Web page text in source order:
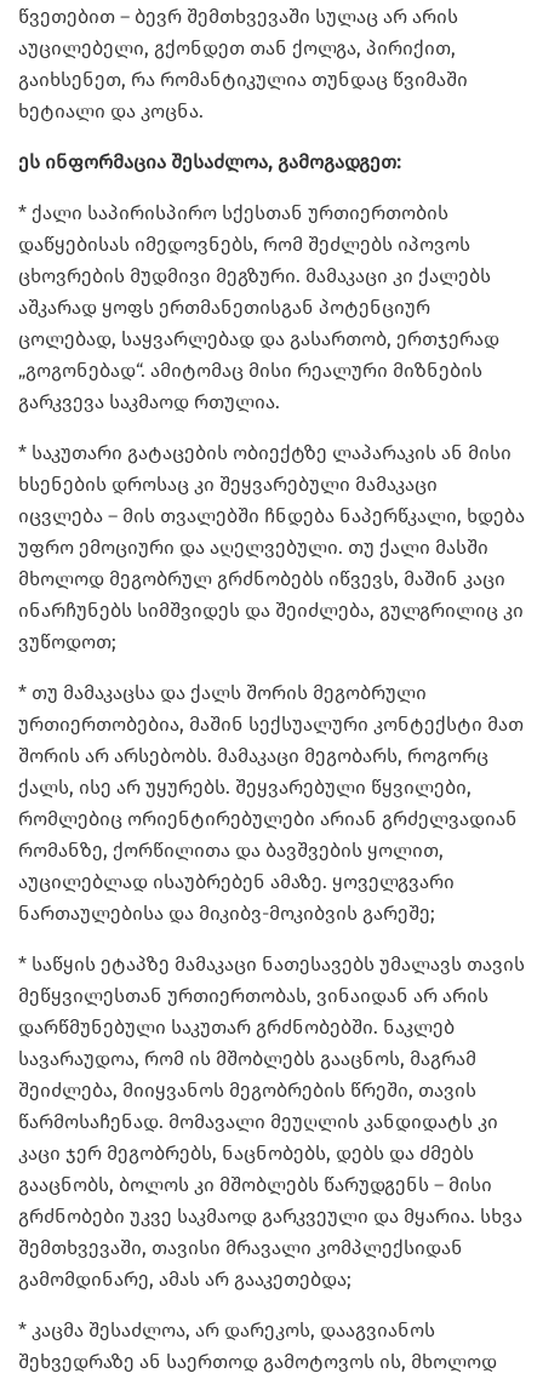
წვეთებით – ბევრ შემთხვევაში სულაც არ არის
აუცილებელი, გქონდეთ თან ქოლგა, პირიქით,
გაიხსენეთ, რა რომანტიკულია თუნდაც წვიმაში
ხეტიალი და კოცნა.
ეს ინფორმაცია შესაძლოა, გამოგადგეთ:
* ქალი საპირისპირო სქესთან ურთიერთობის
დაწყებისას იმედოვნებს, რომ შეძლებს იპოვოს
ცხოვრების მუდმივი მეგზური. მამაკაცი კი ქალებს
აშკარად ყოფს ერთმანეთისგან პოტენციურ
ცოლებად, საყვარლებად და გასართობ, ერთჯერად
„გოგონებად“. ამიტომაც მისი რეალური მიზნების
გარკვევა საკმაოდ რთულია.
* საკუთარი გატაცების ობიექტზე ლაპარაკის ან მისი
ხსენების დროსაც კი შეყვარებული მამაკაცი
იცვლება – მის თვალებში ჩნდება ნაპერწკალი, ხდება
უფრო ემოციური და აღელვებული. თუ ქალი მასში
მხოლოდ მეგობრულ გრძნობებს იწვევს, მაშინ კაცი
ინარჩუნებს სიმშვიდეს და შეიძლება, გულგრილიც კი
ვუწოდოთ;
* თუ მამაკაცსა და ქალს შორის მეგობრული
ურთიერთობებია, მაშინ სექსუალური კონტექსტი მათ
შორის არ არსებობს. მამაკაცი მეგობარს, როგორც
ქალს, ისე არ უყურებს. შეყვარებული წყვილები,
რომლებიც ორიენტირებულები არიან გრძელვადიან
რომანზე, ქორწილითა და ბავშვების ყოლით,
აუცილებლად ისაუბრებენ ამაზე. ყოველგვარი
ნართაულებისა და მიკიბვ-მოკიბვის გარეშე;
* საწყის ეტაპზე მამაკაცი ნათესავებს უმალავს თავის
მეწყვილესთან ურთიერთობას, ვინაიდან არ არის
დარწმუნებული საკუთარ გრძნობებში. ნაკლებ
სავარაუდოა, რომ ის მშობლებს გააცნოს, მაგრამ
შეიძლება, მიიყვანოს მეგობრების წრეში, თავის
წარმოსაჩენად. მომავალი მეუღლის კანდიდატს კი
კაცი ჯერ მეგობრებს, ნაცნობებს, დებს და ძმებს
გააცნობს, ბოლოს კი მშობლებს წარუდგენს – მისი
გრძნობები უკვე საკმაოდ გარკვეული და მყარია. სხვა
შემთხვევაში, თავისი მრავალი კომპლექსიდან
გამომდინარე, ამას არ გააკეთებდა;
* კაცმა შესაძლოა, არ დარეკოს, დააგვიანოს
შეხვედრაზე ან საერთოდ გამოტოვოს ის, მხოლოდ